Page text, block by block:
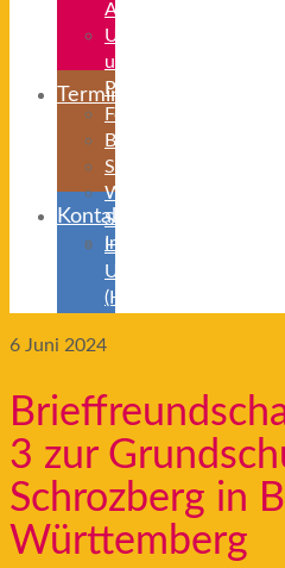
ABC
Unterrichts-
und
Projektzeiten
Ferienzeiten
Beurlaubung
Schulanmeldung
Weiterführende
Schulen
Herkunftssprachlicher
Unterricht
(HSU)
Termine
Kontakt
Impressum/
6 Juni 2024
3 zur
Schrozberg in
Württemberg